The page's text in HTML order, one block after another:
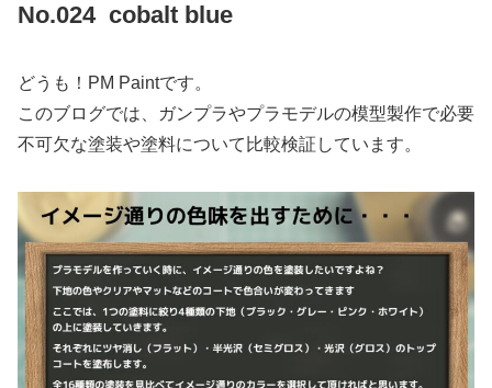
No.024 cobalt blue
どうも！PM Paintです。
このブログでは、ガンプラやプラモデルの模型製作で必要
不可欠な塗装や塗料について比較検証しています。